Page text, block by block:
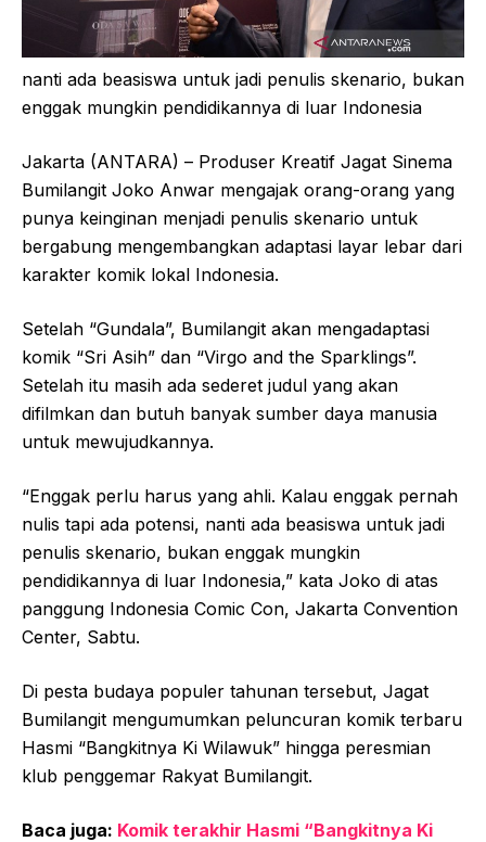
nanti ada beasiswa untuk jadi penulis skenario, bukan
enggak mungkin pendidikannya di luar Indonesia
Jakarta (ANTARA) – Produser Kreatif Jagat Sinema
Bumilangit Joko Anwar mengajak orang-orang yang
punya keinginan menjadi penulis skenario untuk
bergabung mengembangkan adaptasi layar lebar dari
karakter komik lokal Indonesia.
Setelah “Gundala”, Bumilangit akan mengadaptasi
komik “Sri Asih” dan “Virgo and the Sparklings”.
Setelah itu masih ada sederet judul yang akan
difilmkan dan butuh banyak sumber daya manusia
untuk mewujudkannya.
“Enggak perlu harus yang ahli. Kalau enggak pernah
nulis tapi ada potensi, nanti ada beasiswa untuk jadi
penulis skenario, bukan enggak mungkin
pendidikannya di luar Indonesia,” kata Joko di atas
panggung Indonesia Comic Con, Jakarta Convention
Center, Sabtu.
Di pesta budaya populer tahunan tersebut, Jagat
Bumilangit mengumumkan peluncuran komik terbaru
Hasmi “Bangkitnya Ki Wilawuk” hingga peresmian
klub penggemar Rakyat Bumilangit.
Baca juga: Komik terakhir Hasmi “Bangkitnya Ki